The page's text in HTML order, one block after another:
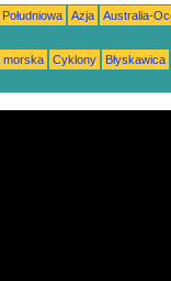
Azja
Australia-
morska Cyklony
Błyskawica